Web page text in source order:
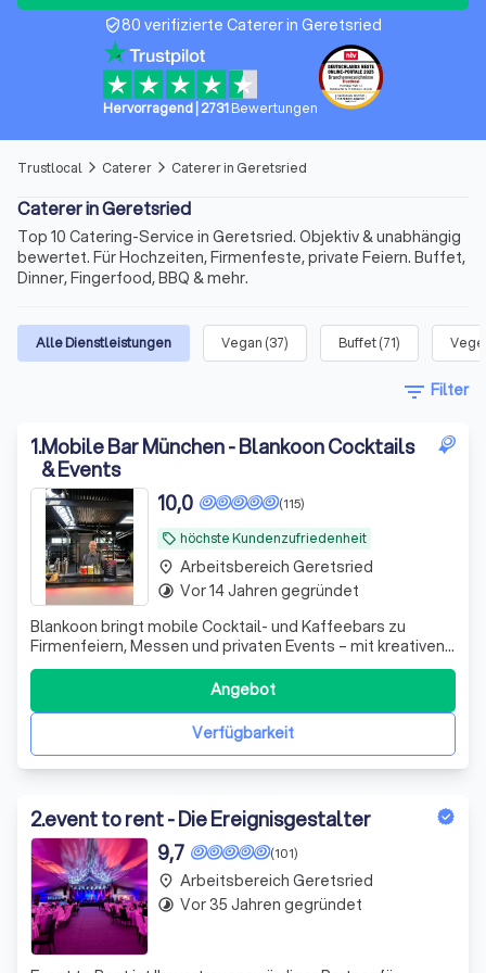
verified_user80 verifizierte Caterer in Geretsried
Hervorragend| 2731 Bewertungen
Trustlocal arrow_forward_ios Caterer arrow_forward_ios Caterer in Geretsried
Caterer in Geretsried
Top 10 Catering-Service in Geretsried. Objektiv & unabhängig
bewertet. Für Hochzeiten, Firmenfeste, private Feiern. Buffet,
Dinner, Fingerfood, BBQ & mehr.
Alle Dienstleistungen Vegan (37) Buffet(71)
filter_list Filter
1.Mobile Bar München - Blankoon Cocktails
& Events
local_offer höchste Kundenzufriedenheit
(115)
10,0
Blankoon bringt mobile Cocktail- und Kaffeebars zu
Firmenfeiern, Messen und privaten Events – mit kreativen
Drinks, Barista-Service und professioneller Betreuung.
Verfügbarkeit
Angebot
place Arbeitsbereich Geretsried
timelapse Vor 14 Jahren gegründet
2.event to rent - Die Ereignisgestalter
(101)
9,7
place Arbeitsbereich Geretsried
timelapse Vor 35 Jahren gegründet